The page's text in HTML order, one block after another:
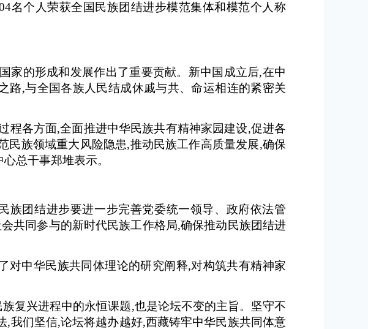
名个人荣获全国民族团结进步模范集体和模范个人称
家的形成和发展作出了重要贡献。新中国成立后,在中
路,与全国各族人民结成休戚与共、命运相连的紧密关
程各方面,全面推进中华民族共有精神家园建设,促进各
民族领域重大风险隐患,推动民族工作高质量发展,确保
总干事郑堆表示。
族团结进步要进一步完善党委统一领导、政府依法管
共同参与的新时代民族工作格局,确保推动民族团结进
对中华民族共同体理论的研究阐释,对构筑共有精神家
复兴进程中的永恒课题,也是论坛不变的主旨。坚守不
我们坚信,论坛将越办越好,西藏铸牢中华民族共同体意